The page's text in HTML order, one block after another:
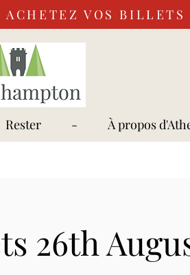
ACHETEZ VOS
Rester - À propos
26th